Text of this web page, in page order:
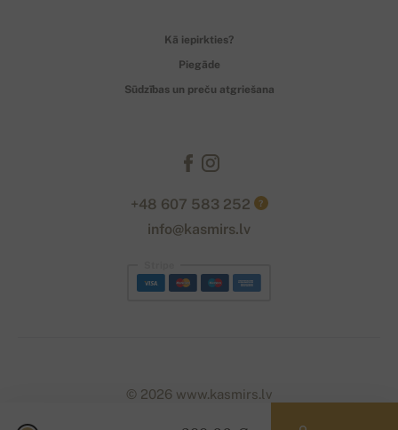
Kā iepirkties?
Piegāde
Sūdzības un preču atgriešana
+48 607 583 252 ?
info@kasmirs.lv
© 2026 www.kasmirs.lv